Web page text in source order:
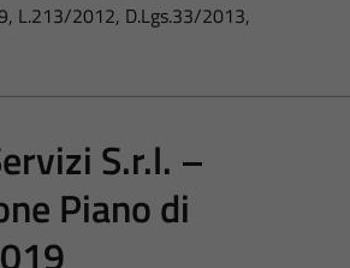
L.213/2012, D.Lgs.33/2013,
S.r.l. –
Piano di